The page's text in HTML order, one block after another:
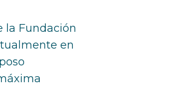
la Fundación
en